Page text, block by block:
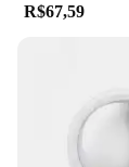
R$67,59